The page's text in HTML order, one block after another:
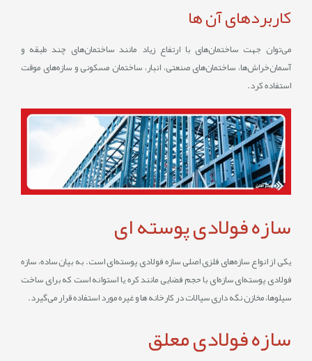
کاربردهای آن ها
می‌توان جهت ساختمان‌های با ارتفاع زیاد مانند ساختمان‌های چند طبقه و
آسمان‌خراش‌ها، ساختمان‌های صنعتی، انبار، ساختمان مسکونی و سازه‌های موقت
استفاده کرد.
سازه فولادی پوسته ای
یکی از انواع سازه‌های فلزی اصلی سازه فولادی پوسته‌ای است. به بیان ساده، سازه
فولادی پوسته‌ای سازه‌ای با حجم فضایی مانند کره یا استوانه است که برای ساخت
سیلوها، مخازن نگه‌ داری سیالات در کارخانه‌‌ ها و غیره مورد استفاده قرار می‌‌گیرد.
سازه فولادی معلق